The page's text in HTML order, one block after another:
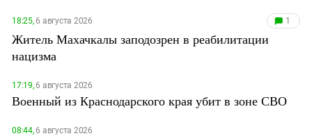
18:25,6 августа 2026 1
Житель Махачкалы заподозрен в реабилитации
нацизма
17:19,6 августа 2026
Военный из Краснодарского края убит в зоне СВО
08:44,6 августа 2026